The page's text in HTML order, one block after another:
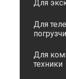
Для
Для
Для
техники